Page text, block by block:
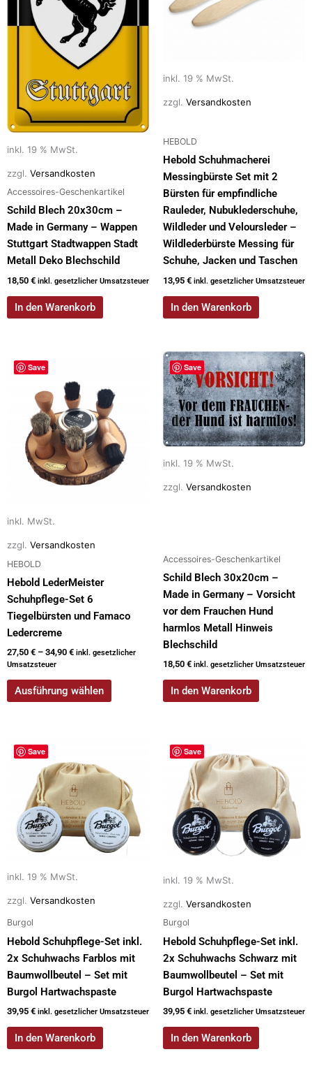
inkl. 19 % MwSt.
zzgl. Versandkosten
Accessoires-Geschenkartikel
Schild Blech 20x30cm –
Made in Germany – Wappen
Stuttgart Stadtwappen Stadt
Metall Deko Blechschild
18,50 € inkl. gesetzlicher Umsatzsteuer
In den Warenkorb
inkl. 19 % MwSt.
zzgl. Versandkosten
HEBOLD
Hebold Schuhmacherei
Messingbürste Set mit 2
Bürsten für empfindliche
Rauleder, Nubuklederschuhe,
Wildleder und Veloursleder –
Wildlederbürste Messing für
Schuhe, Jacken und Taschen
13,95 € inkl. gesetzlicher Umsatzsteuer
In den Warenkorb
Save
inkl. MwSt.
zzgl. Versandkosten
HEBOLD
Hebold LederMeister
Schuhpflege-Set 6
Tiegelbürsten und Famaco
Ledercreme
27,50 € – 34,90 € inkl. gesetzlicher
Umsatzsteuer
Ausführung wählen
Dieses
Produkt
mehrere
Varianten
Optionen
der
Produktseite
gewählt
werden
Save
inkl. 19 % MwSt.
zzgl. Versandkosten
Accessoires-Geschenkartikel
Schild Blech 30x20cm –
Made in Germany – Vorsicht
vor dem Frauchen Hund
harmlos Metall Hinweis
Blechschild
18,50 € inkl. gesetzlicher Umsatzsteuer
In den Warenkorb
Save
inkl. 19 % MwSt.
zzgl. Versandkosten
Burgol
Hebold Schuhpflege-Set inkl.
2x Schuhwachs Farblos mit
Baumwollbeutel – Set mit
Burgol Hartwachspaste
39,95 € inkl. gesetzlicher Umsatzsteuer
In den Warenkorb
Save
inkl. 19 % MwSt.
zzgl. Versandkosten
Burgol
Hebold Schuhpflege-Set inkl.
2x Schuhwachs Schwarz mit
Baumwollbeutel – Set mit
Burgol Hartwachspaste
39,95 € inkl. gesetzlicher Umsatzsteuer
In den Warenkorb